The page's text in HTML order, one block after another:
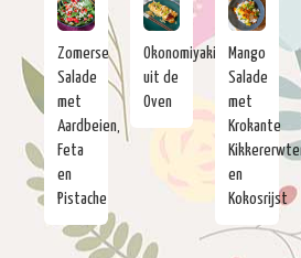
Zomerse
Salade
met
Aardbeien,
Feta
en
Pistache
Okonomiyaki
uit de
Oven
Mango
Salade
met
Krokante
Kikkererwten
en
Kokosrijst